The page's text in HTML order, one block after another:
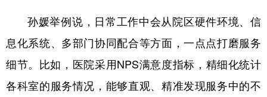
孙媛举例说，日常工作中会从院区硬件环境、信
息化系统、多部门协同配合等方面，一点点打磨服务
细节。比如，医院采用NPS满意度指标，精细化统计
各科室的服务情况，能够直观、精准发现服务中的不